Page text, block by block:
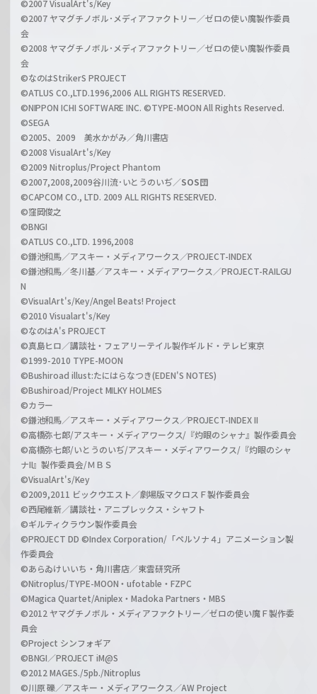
r
z
i
l
h
a
n
l
©2007 VisualArt's/Key
©2007 ヤマグチノボル･メディアファクトリー／ゼロの使い魔製作委員
会
©2008 ヤマグチノボル･メディアファクトリー／ゼロの使い魔製作委員
会
©なのはStrikerS PROJECT
©ATLUS CO.,LTD.1996,2006 ALL RIGHTS RESERVED.
©NIPPON ICHI SOFTWARE INC. ©TYPE-MOON All Rights Reserved.
©SEGA
©2005、2009 美水かがみ／角川書店
©2008 VisualArt's/Key
©2009 Nitroplus/Project Phantom
©2007,2008,2009谷川流･いとうのいぢ／SOS団
©CAPCOM CO., LTD. 2009 ALL RIGHTS RESERVED.
©窪岡俊之
©BNGI
©ATLUS CO.,LTD. 1996,2008
©鎌池和馬／アスキー・メディアワークス／PROJECT-INDEX
©鎌池和馬／冬川基／アスキー・メディアワークス／PROJECT-RAILGU
N
©VisualArt's/Key/Angel Beats! Project
©2010 Visualart's/Key
©なのはA's PROJECT
©真島ヒロ／講談社・フェアリーテイル製作ギルド・テレビ東京
©1999-2010 TYPE-MOON
©Bushiroad illust:たにはらなつき(EDEN'S NOTES)
©Bushiroad/Project MILKY HOLMES
©カラー
©鎌池和馬／アスキー・メディアワークス／PROJECT-INDEX II
©高橋弥七郎/アスキー・メディアワークス/『灼眼のシャナ』製作委員会
©高橋弥七郎/いとうのいぢ/アスキー・メディアワークス/『灼眼のシャ
ナII』製作委員会/ＭＢＳ
©VisualArt's/Key
©2009,2011 ビックウエスト／劇場版マクロスＦ製作委員会
©西尾維新／講談社・アニプレックス・シャフト
©ギルティクラウン製作委員会
©PROJECT DD ©Index Corporation/「ペルソナ４」アニメーション製
作委員会
©あらゐけいいち・角川書店／東雲研究所
©Nitroplus/TYPE-MOON・ufotable・FZPC
©Magica Quartet/Aniplex・Madoka Partners・MBS
©2012 ヤマグチノボル・メディアファクトリー／ゼロの使い魔Ｆ製作委
員会
©Project シンフォギア
©BNGI／PROJECT iM@S
©2012 MAGES./5pb./Nitroplus
©川原 礫／アスキー・メディアワークス／AW Project